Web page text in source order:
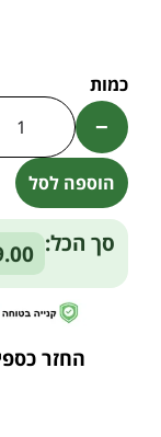
−
הוספה לסל
Alternative:
סך הכל:
החזר